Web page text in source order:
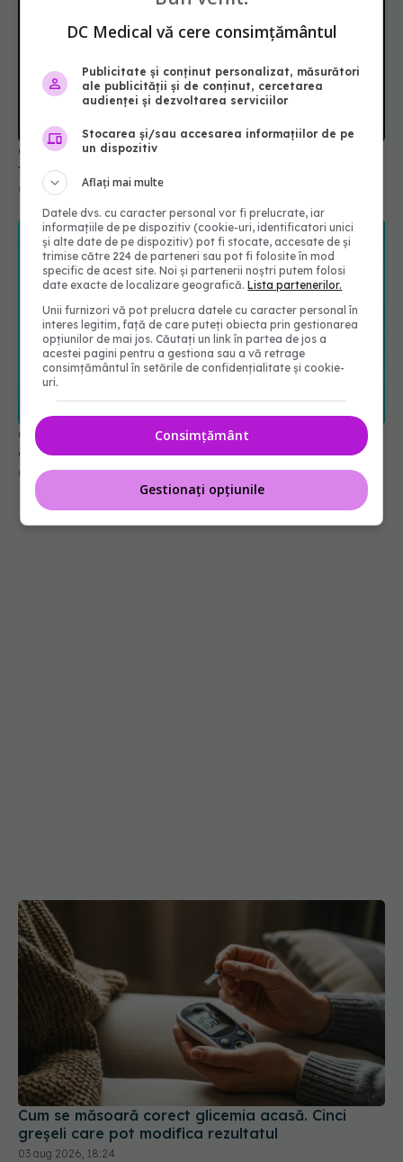
Ce înseamnă dacă ai pulsul neregulat și când
trebuie să mergi la medic
03 aug 2026, 22:46
Greșeala care îți crește tensiunea arterială. Nu
este doar sarea din solniță
07 aug 2026, 12:14
Cum se măsoară corect glicemia acasă. Cinci
greșeli care pot modifica rezultatul
03 aug 2026, 18:24
DC Medical vă cere consimțământul
Publicitate și conținut personalizat, măsurători
ale publicității și de conținut, cercetarea
audienței și dezvoltarea serviciilor
Stocarea și/sau accesarea informațiilor de pe
un dispozitiv
Aflați mai multe
Datele dvs. cu caracter personal vor fi prelucrate, iar
informațiile de pe dispozitiv (cookie-uri, identificatori unici
și alte date de pe dispozitiv) pot fi stocate, accesate de și
trimise către 224 de parteneri sau pot fi folosite în mod
specific de acest site. Noi și partenerii noștri putem folosi
date exacte de localizare geografică.Lista partenerilor.
Unii furnizori vă pot prelucra datele cu caracter personal în
interes legitim, față de care puteți obiecta prin gestionarea
opțiunilor de mai jos. Căutați un link în partea de jos a
acestei pagini pentru a gestiona sau a vă retrage
consimțământul în setările de confidențialitate și cookie-
uri.
Consimțământ
Gestionați opțiunile